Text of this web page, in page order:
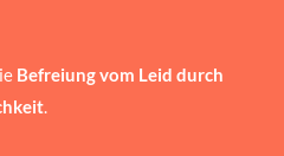
Befreiung vom Leid durch
.